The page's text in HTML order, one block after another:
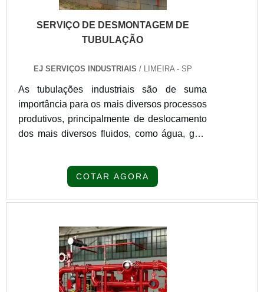
SERVIÇO DE DESMONTAGEM DE
TUBULAÇÃO
EJ SERVIÇOS INDUSTRIAIS / LIMEIRA - SP
As tubulações industriais são de suma
importância para os mais diversos processos
produtivos, principalmente de deslocamento
dos mais diversos fluidos, como água, gás,
precisar desse serviço de desmontagem de
de desmontagem da estrutu...
COTAR AGORA